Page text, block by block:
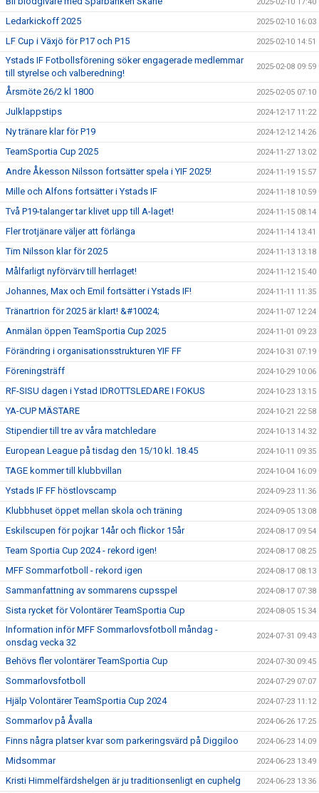
Ledarkickoff 2025 2025-02-10 16:03
LF Cup i Växjö för P17 och P15 2025-02-10 14:51
Ystads IF Fotbollsförening söker engagerade medlemmar
till styrelse och valberedning!
2025-02-08 09:59
Årsmöte 26/2 kl 1800 2025-02-05 07:10
Julklappstips 2024-12-17 11:22
Ny tränare klar för P19 2024-12-12 14:26
TeamSportia Cup 2025 2024-11-27 13:02
Andre Åkesson Nilsson fortsätter spela i YIF 2025! 2024-11-19 15:57
Mille och Alfons fortsätter i Ystads IF 2024-11-18 10:59
Två P19-talanger tar klivet upp till A-laget! 2024-11-15 08:14
Fler trotjänare väljer att förlänga 2024-11-14 13:41
Tim Nilsson klar för 2025 2024-11-13 13:18
Målfarligt nyförvärv till herrlaget! 2024-11-12 15:40
Johannes, Max och Emil fortsätter i Ystads IF! 2024-11-11 11:35
Tränartrion för 2025 är klart! &#10024; 2024-11-07 12:24
Anmälan öppen TeamSportia Cup 2025 2024-11-01 09:23
Förändring i organisationsstrukturen YIF FF 2024-10-31 07:19
Föreningsträff 2024-10-29 10:06
RF-SISU dagen i Ystad IDROTTSLEDARE I FOKUS 2024-10-23 13:15
YA-CUP MÄSTARE 2024-10-21 22:58
Stipendier till tre av våra matchledare 2024-10-13 14:32
European League på tisdag den 15/10 kl. 18.45 2024-10-11 09:35
TAGE kommer till klubbvillan 2024-10-04 16:09
Ystads IF FF höstlovscamp 2024-09-23 11:36
Klubbhuset öppet mellan skola och träning 2024-09-05 13:08
Eskilscupen för pojkar 14år och flickor 15år 2024-08-17 09:54
Team Sportia Cup 2024 - rekord igen! 2024-08-17 08:25
MFF Sommarfotboll - rekord igen 2024-08-17 08:13
Sammanfattning av sommarens cupsspel 2024-08-17 07:38
Sista rycket för Volontärer TeamSportia Cup 2024-08-05 15:34
Information inför MFF Sommarlovsfotboll måndag -
onsdag vecka 32
2024-07-31 09:43
Behövs fler volontärer TeamSportia Cup 2024-07-30 09:45
Sommarlovsfotboll 2024-07-29 07:07
Hjälp Volontärer TeamSportia Cup 2024 2024-07-23 11:12
Sommarlov på Åvalla 2024-06-26 17:25
Finns några platser kvar som parkeringsvärd på Diggiloo 2024-06-23 14:09
Midsommar 2024-06-23 13:49
Kristi Himmelfärdshelgen är ju traditionsenligt en cuphelg 2024-06-23 13:36